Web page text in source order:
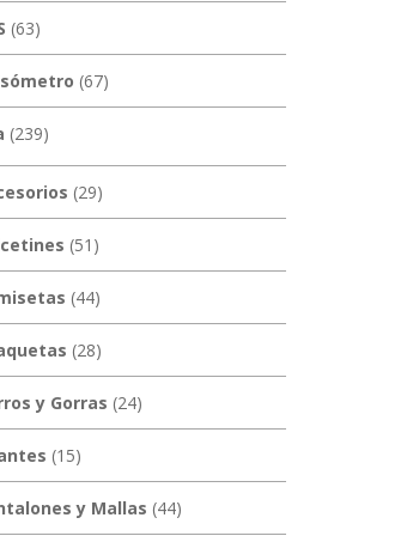
(63)
(67)
(239)
(29)
(51)
(44)
(28)
y Gorras (24)
(15)
y Mallas (44)